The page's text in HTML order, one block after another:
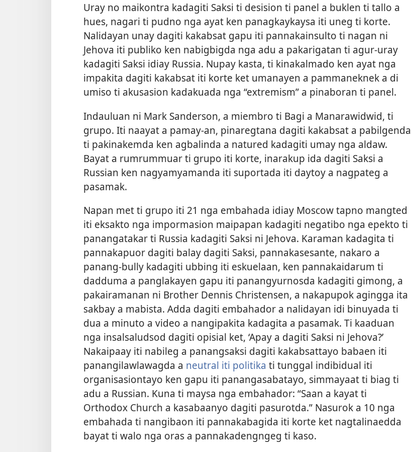
Uray no maikontra kadagiti Saksi ti desision ti panel a buklen ti tallo a
hues, nagari ti pudno nga ayat ken panagkaykaysa iti uneg ti korte.
Nalidayan unay dagiti kakabsat gapu iti pannakainsulto ti nagan ni
Jehova iti publiko ken nabigbigda nga adu a pakarigatan ti agur-uray
kadagiti Saksi idiay Russia. Nupay kasta, ti kinakalmado ken ayat nga
impakita dagiti kakabsat iti korte ket umanayen a pammaneknek a di
umiso ti akusasion kadakuada nga “extremism” a pinaboran ti panel.
Indauluan ni Mark Sanderson, a miembro ti Bagi a Manarawidwid, ti
grupo. Iti naayat a pamay-an, pinaregtana dagiti kakabsat a pabilgenda
ti pakinakemda ken agbalinda a natured kadagiti umay nga aldaw.
Bayat a rumrummuar ti grupo iti korte, inarakup ida dagiti Saksi a
Russian ken nagyamyamanda iti suportada iti daytoy a nagpateg a
pasamak.
Napan met ti grupo iti 21 nga embahada idiay Moscow tapno mangted
iti eksakto nga impormasion maipapan kadagiti negatibo nga epekto ti
panangatakar ti Russia kadagiti Saksi ni Jehova. Karaman kadagita ti
pannakapuor dagiti balay dagiti Saksi, pannakasesante, nakaro a
panang-bully kadagiti ubbing iti eskuelaan, ken pannakaidarum ti
dadduma a panglakayen gapu iti panangyurnosda kadagiti gimong, a
pakairamanan ni Brother Dennis Christensen, a nakapupok agingga ita
sakbay a mabista. Adda dagiti embahador a nalidayan idi binuyada ti
dua a minuto a video a nangipakita kadagita a pasamak. Ti kaaduan
nga insalsaludsod dagiti opisial ket, ‘Apay a dagiti Saksi ni Jehova?’
Nakaipaay iti nabileg a panangsaksi dagiti kakabsattayo babaen iti
panangilawlawagda a neutral iti politika ti tunggal indibidual iti
organisasiontayo ken gapu iti panangasabatayo, simmayaat ti biag ti
adu a Russian. Kuna ti maysa nga embahador: “Saan a kayat ti
Orthodox Church a kasabaanyo dagiti pasurotda.” Nasurok a 10 nga
embahada ti nangibaon iti pannakabagida iti korte ket nagtalinaedda
bayat ti walo nga oras a pannakadengngeg ti kaso.